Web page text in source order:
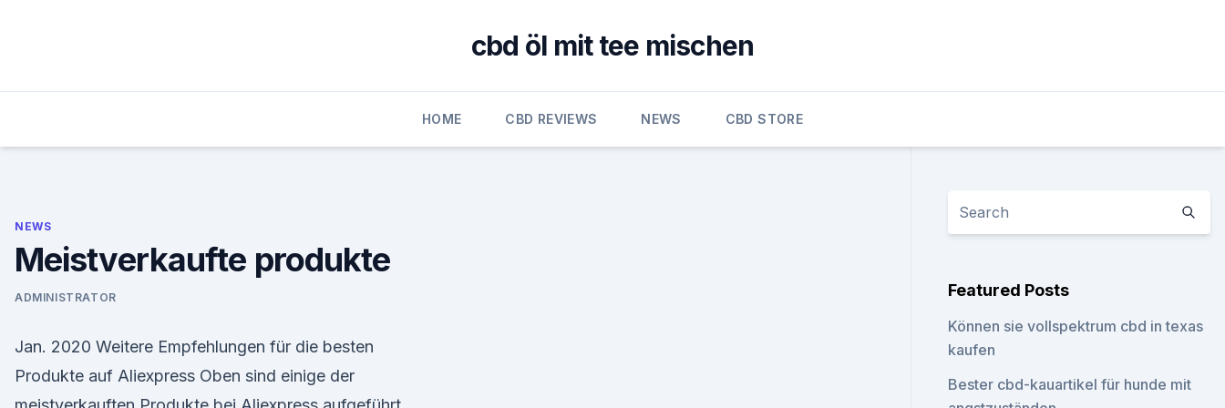
cbd öl mit tee mischen
HOME CBD REVIEWS NEWS CBD STORE
NEWS
Meistverkaufte produkte
ADMINISTRATOR
Jan. 2020 Weitere Empfehlungen für die besten
Produkte auf Aliexpress Oben sind einige der
Featured Posts
Können sie vollspektrum cbd in texas
kaufen
Bester cbd-kauartikel für hunde mit